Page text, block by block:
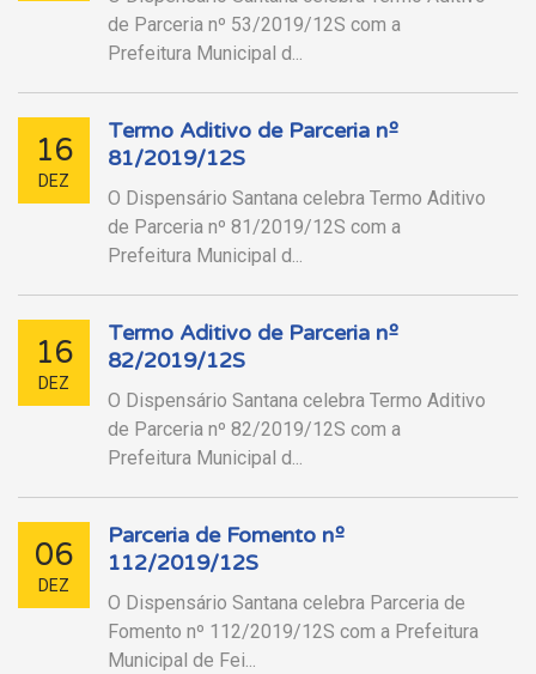
de Parceria nº 53/2019/12S com a
Prefeitura Municipal d...
16
DEZ
Termo Aditivo de Parceria nº
81/2019/12S
O Dispensário Santana celebra Termo Aditivo
de Parceria nº 81/2019/12S com a
Prefeitura Municipal d...
16
DEZ
Termo Aditivo de Parceria nº
82/2019/12S
O Dispensário Santana celebra Termo Aditivo
de Parceria nº 82/2019/12S com a
Prefeitura Municipal d...
06
DEZ
Parceria de Fomento nº
112/2019/12S
O Dispensário Santana celebra Parceria de
Fomento nº 112/2019/12S com a Prefeitura
Municipal de Fei...